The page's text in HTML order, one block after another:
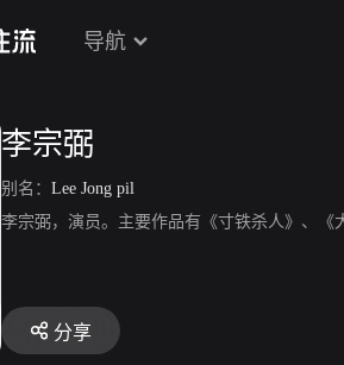
导航
李宗弼
别名： Lee Jong pil
李宗弼，演员。主要作品有《寸铁杀人》、《
分享